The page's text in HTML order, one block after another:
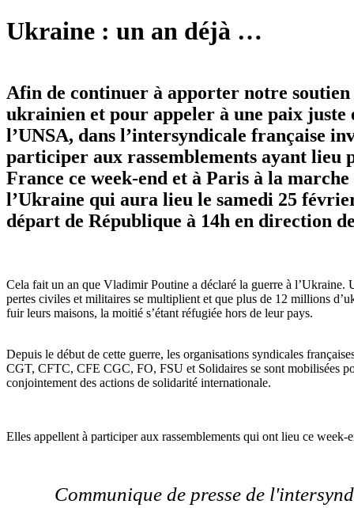
Ukraine : un an déjà …
Afin de continuer à apporter notre soutien
ukrainien et pour appeler à une paix juste
l’UNSA, dans l’intersyndicale française
participer aux rassemblements ayant lieu
France ce week-end et à Paris à la
l’Ukraine qui aura lieu le samedi 25
départ de République à 14h en direction
Cela fait un an que Vladimir Poutine a déclaré la guerre à l’Ukraine.
pertes civiles et militaires se multiplient et que plus de 12 millions
fuir leurs maisons, la moitié s’étant réfugiée hors de leur pays.
Depuis le début de cette guerre, les organisations syndicales
CGT, CFTC, CFE CGC, FO, FSU et Solidaires se sont mobilisées
conjointement des actions de solidarité internationale.
Elles appellent à participer aux rassemblements qui ont lieu ce week-
Communique de presse de